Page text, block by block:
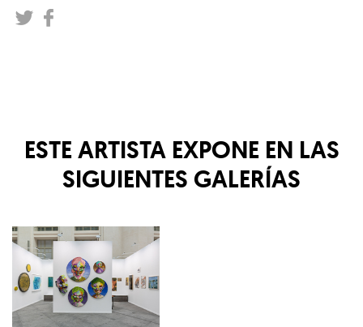
ESTE ARTISTA EXPONE EN LAS
SIGUIENTES GALERÍAS